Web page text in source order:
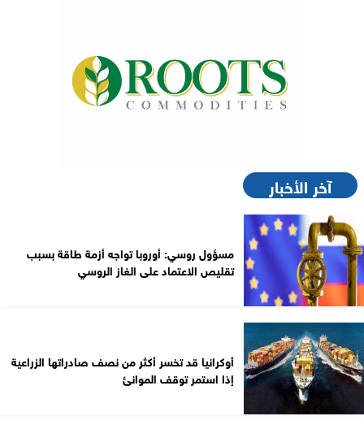
آخر الأخبار
مسؤول روسي: أوروبا تواجه أزمة طاقة بسبب
تقليص الاعتماد على الغاز الروسي
أوكرانيا قد تخسر أكثر من نصف صادراتها الزراعية
إذا استمر توقف الموانئ